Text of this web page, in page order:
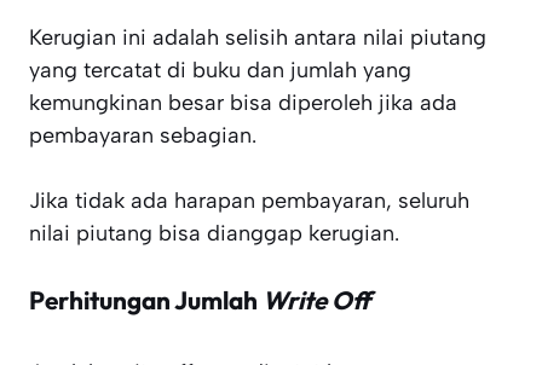
Kerugian ini adalah selisih antara nilai piutang
yang tercatat di buku dan jumlah yang
kemungkinan besar bisa diperoleh jika ada
pembayaran sebagian.
Jika tidak ada harapan pembayaran, seluruh
nilai piutang bisa dianggap kerugian.
Perhitungan Jumlah Write Off